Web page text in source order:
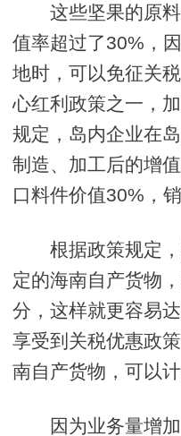
这些坚果的原料
值率超过了30%，
地时，可以免征关
心红利政策之一，
规定，岛内企业在
制造、加工后的增
口料件价值30%，
根据政策规定，
定的海南自产货物
分，这样就更容易
享受到关税优惠政
南自产货物，可以
因为业务量增加